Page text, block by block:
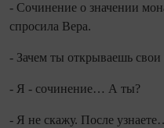
- Сочинение о значении
спросила Вера.
- Зачем ты открываешь
- Я - сочинение… А ты?
- Я не скажу. После